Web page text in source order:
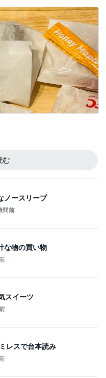
む
ノースリーブ
間前
な物の買い物
スイーツ
レスで台本読み